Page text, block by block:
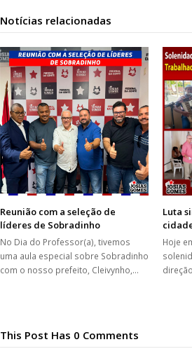
Notícias relacionadas
Reunião com a seleção de
líderes de Sobradinho
No Dia do Professor(a), tivemos
uma aula especial sobre Sobradinho
com o nosso prefeito, Cleivynho,…
Luta
Hoje
This Post Has 0 Comments